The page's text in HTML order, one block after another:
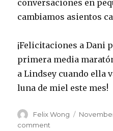
conversaciones en
cambiamos asientos
¡Felicitaciones a Dani
primera media
a Lindsey cuando ella
luna de miel este mes!
Author
Felix Wong
Posted
comment